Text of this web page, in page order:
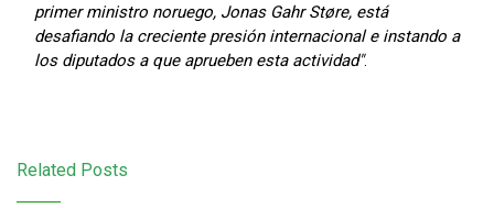
primer ministro noruego, Jonas Gahr Støre, está
desafiando la creciente presión internacional e instando a
los diputados a que aprueben esta actividad".
Related Posts